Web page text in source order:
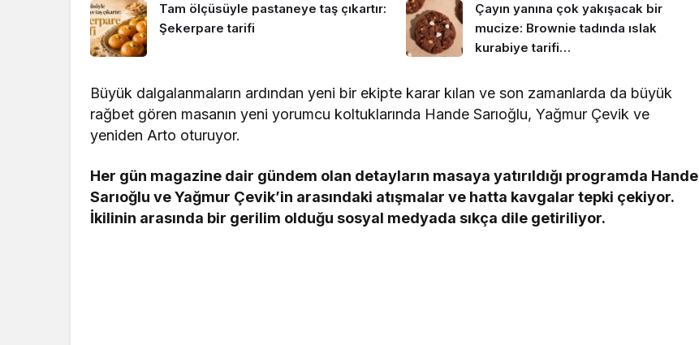
Tam ölçüsüyle pastaneye taş çıkartır:
Şekerpare tarifi
Çayın yanına çok yakışacak bir
mucize: Brownie tadında ıslak
kurabiye tarifi…
Büyük dalgalanmaların ardından yeni bir ekipte karar kılan ve son zamanlarda da büyük
rağbet gören masanın yeni yorumcu koltuklarında Hande Sarıoğlu, Yağmur Çevik ve
yeniden Arto oturuyor.
Her gün magazine dair gündem olan detayların masaya yatırıldığı programda Hande
Sarıoğlu ve Yağmur Çevik’in arasındaki atışmalar ve hatta kavgalar tepki çekiyor.
İkilinin arasında bir gerilim olduğu sosyal medyada sıkça dile getiriliyor.